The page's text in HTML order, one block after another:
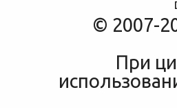
[
© 2007-
При